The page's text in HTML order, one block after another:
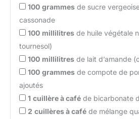
100 grammes de sucre
cassonade
100 millilitres de huile végétale
tournesol)
100 millilitres de lait d’amande
100 grammes de compote de
ajoutés
1 cuillère à café de bicarbonate
2 cuillères à café de mélange